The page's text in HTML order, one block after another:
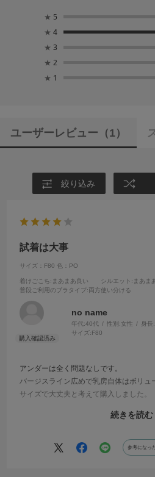
★ 5
★ 4
★ 3
★ 2
★ 1
ユーザーレビュー （1）
絞り込み
試着は大事
サイズ：F80 色：PO
着けごこち:まあまあ良い シルエット :まあま
普段ご利用のブラタイプ :両方使い分ける
no name
年代:40代 性別:女性 身長:
サイズ:F80
アンダーは全く問題なしです。
バージスライン広めで乳房自体はボリュ
サイズで大丈夫と考えて購入しました。
んとなくカップ部分がつっぱります。フ
つけていて不都合はなかったので、体調
続きを読む
参考になっ